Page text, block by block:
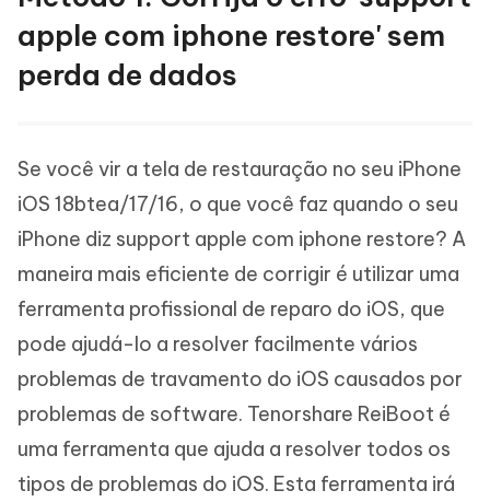
apple com iphone restore' sem
perda de dados
Se você vir a tela de restauração no seu iPhone
iOS 18btea/17/16, o que você faz quando o seu
iPhone diz support apple com iphone restore? A
maneira mais eficiente de corrigir é utilizar uma
ferramenta profissional de reparo do iOS, que
pode ajudá-lo a resolver facilmente vários
problemas de travamento do iOS causados por
problemas de software. Tenorshare ReiBoot é
uma ferramenta que ajuda a resolver todos os
tipos de problemas do iOS. Esta ferramenta irá